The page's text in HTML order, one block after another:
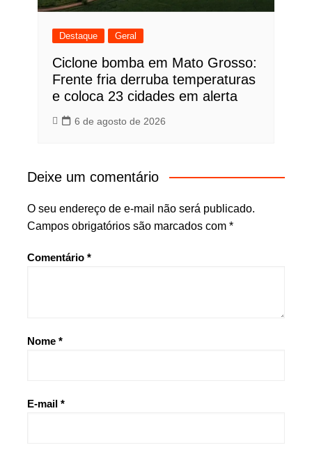
Destaque Geral
Ciclone bomba em Mato Grosso:
Frente fria derruba temperaturas
e coloca 23 cidades em alerta
6 de agosto de 2026
Deixe um comentário
O seu endereço de e-mail não será publicado.
Campos obrigatórios são marcados com *
Comentário *
Nome *
E-mail *